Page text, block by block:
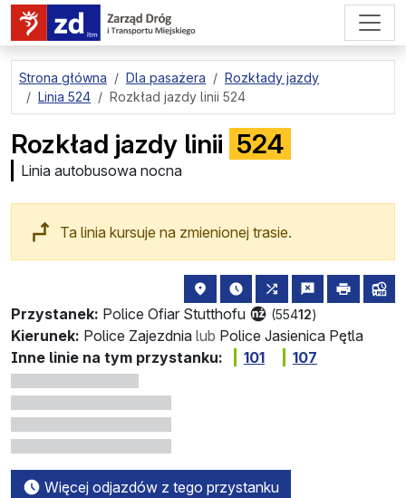
przejdź do treści strony
Strona główna Dla pasażera
Rozkłady jazdy
Linia 524
Rozkład jazdy linii 524
Rozkład jazdy linii 524
Linia autobusowa nocna
Ta linia kursuje na zmienionej trasie.
Przystanek: Police Ofiar Stutthofu (55412)
lokalizacja przystanku na mapie
najbliższe odjazdy z tego
wszystkie linie
zgłośdrukuj
Kierunek: Police Zajezdnia lub Police Jasienica Pętla
Inne linie na tym przystanku:
101 107
Więcej odjazdów z tego przystanku